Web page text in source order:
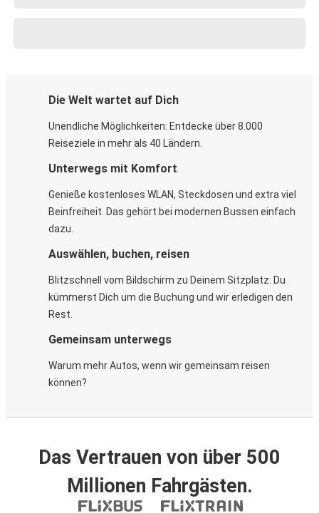
Die Welt wartet auf Dich
Unendliche Möglichkeiten: Entdecke über 8.000
Reiseziele in mehr als 40 Ländern.
Unterwegs mit Komfort
Genieße kostenloses WLAN, Steckdosen und extra viel
Beinfreiheit. Das gehört bei modernen Bussen einfach
dazu.
Auswählen, buchen, reisen
Blitzschnell vom Bildschirm zu Deinem Sitzplatz: Du
kümmerst Dich um die Buchung und wir erledigen den
Rest.
Gemeinsam unterwegs
Warum mehr Autos, wenn wir gemeinsam reisen
können?
Das Vertrauen von über 500
Millionen Fahrgästen.